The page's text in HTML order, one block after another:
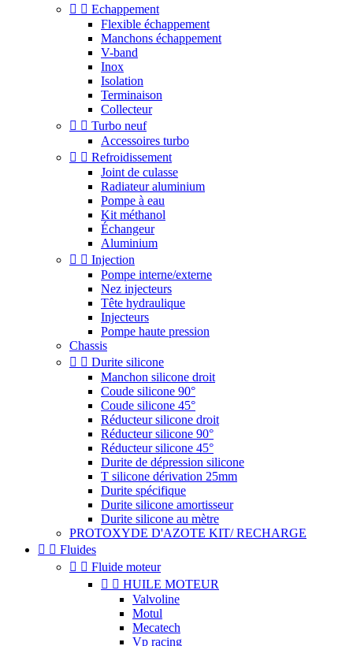
  Echappement
Flexible échappement
Manchons échappement
V-band
Inox
Isolation
Terminaison
Collecteur
  Turbo neuf
Accessoires turbo
  Refroidissement
Joint de culasse
Radiateur aluminium
Pompe à eau
Kit méthanol
Échangeur
Aluminium
  Injection
Pompe interne/externe
Nez injecteurs
Tête hydraulique
Injecteurs
Pompe haute pression
Chassis
  Durite silicone
Manchon silicone droit
Coude silicone 90°
Coude silicone 45°
Réducteur silicone droit
Réducteur silicone 90°
Réducteur silicone 45°
Durite de dépression silicone
T silicone dérivation 25mm
Durite spécifique
Durite silicone amortisseur
Durite silicone au mètre
PROTOXYDE D'AZOTE KIT/ RECHARGE
  Fluides
  Fluide moteur
  HUILE MOTEUR
Valvoline
Motul
Mecatech
Vp racing